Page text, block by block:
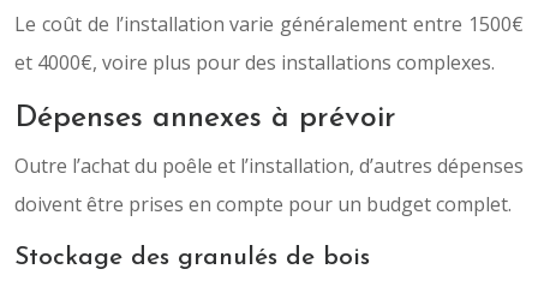
Le coût de l’installation varie généralement entre 1500€
et 4000€, voire plus pour des installations complexes.
Dépenses annexes à prévoir
Outre l’achat du poêle et l’installation, d’autres dépenses
doivent être prises en compte pour un budget complet.
Stockage des granulés de bois